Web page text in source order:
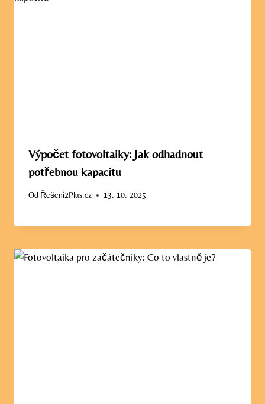
Výpočet fotovoltaiky: Jak odhadnout
potřebnou kapacitu
Od Řešení2Plus.cz 13. 10. 2025